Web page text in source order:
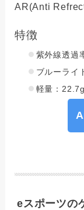
AR(Anti
特徴
紫外線透過
ブルーライ
軽量：22.7g
eスポーツの